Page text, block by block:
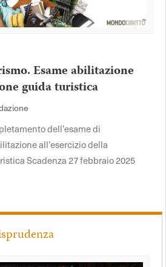
Esame abilitazione
guida turistica
dell’esame di
all’esercizio della
Scadenza 27 febbraio 2025